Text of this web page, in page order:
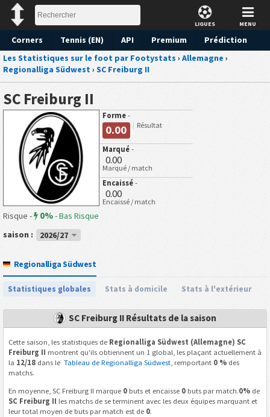
LIGUES MENU
Corners Tennis (EN) API Premium
Prédiction
Les Statistiques sur le foot par Footystats › Allemagne ›
Regionalliga Südwest› SC Freiburg II
SC Freiburg II
Forme -
0.00 Résultat
Marqué -
0.00
Marqué / match
Encaissé -
0.00
Encaissé / match
Risque - 0%-Bas Risque
saison :
2026/27
Regionalliga Südwest
Statistiques globales Stats à domicile Stats à l'extérieur
SC Freiburg II Résultats de la saison
Cette saison, les statistiques de Regionalliga Südwest (Allemagne) SC
Freiburg II montrent qu'ils obtiennent un 1 global, les plaçant actuellement à
la 12/18dans le Tableau de Regionalliga Südwest, remportant 0 %des
matchs.
En moyenne, SC Freiburg II marque 0buts et encaisse 0buts par match.0%de
SC Freiburg II les matchs de se terminent avec les deux équipes marquant et
leur total moyen de buts par match est de 0.